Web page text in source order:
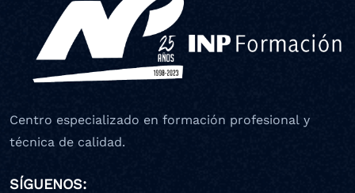
Centro especializado en formación profesional y
técnica de calidad.
SÍGUENOS: